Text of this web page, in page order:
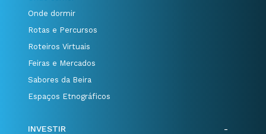
Onde dormir
Rotas e Percursos
Roteiros Virtuais
Feiras e Mercados
Sabores da Beira
Espaços Etnográficos
INVESTIR